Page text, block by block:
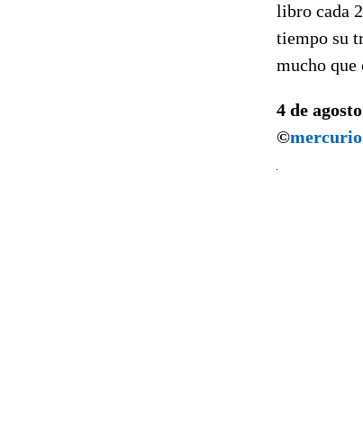
libro cada
tiempo su
mucho que
4 de
©